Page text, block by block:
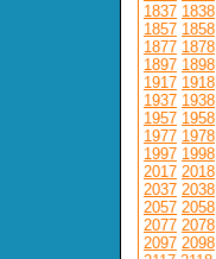
1837 1838
1857 1858
1877 1878
1897 1898
1917 1918
1937 1938
1957 1958
1977 1978
1997 1998
2017 2018
2037 2038
2057 2058
2077 2078
2097 2098